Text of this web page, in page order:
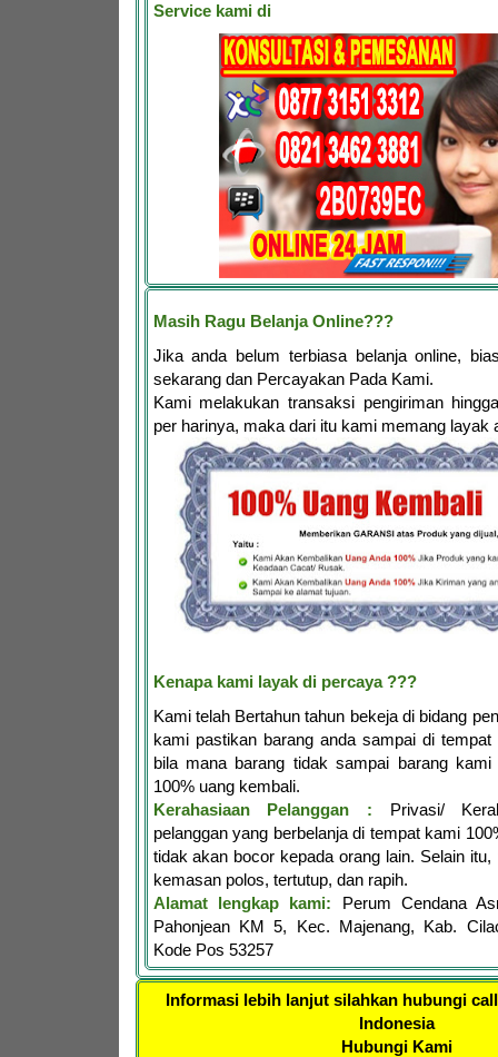
Service kami di
Masih Ragu Belanja Online???
Jika anda belum terbiasa belanja online,
sekarang dan Percayakan Pada Kami.
Kami melakukan transaksi pengiriman
per harinya, maka dari itu kami memang layak
Kenapa kami layak di percaya ???
Kami telah Bertahun tahun bekeja di bidang
kami pastikan barang anda sampai di
bila mana barang tidak sampai barang
100% uang kembali.
Kerahasiaan Pelanggan : Privasi/
pelanggan yang berbelanja di tempat kami
tidak akan bocor kepada orang lain. Selain
kemasan polos, tertutup, dan rapih.
Alamat lengkap kami:
Perum Cendana
Pahonjean KM 5, Kec. Majenang, Kab.
Kode Pos 53257
Informasi lebih lanjut silahkan hubungi
Indonesia
Hubungi Kami